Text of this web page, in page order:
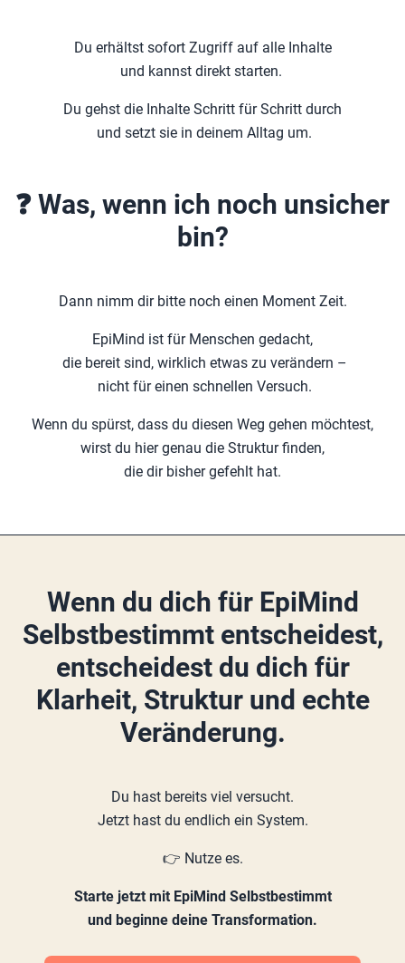
Du erhältst sofort Zugriff auf alle Inhalte
und kannst direkt starten.
Du gehst die Inhalte Schritt für Schritt durch
und setzt sie in deinem Alltag um.
❓ Was, wenn ich noch unsicher
bin?
Dann nimm dir bitte noch einen Moment Zeit.
EpiMind ist für Menschen gedacht,
die bereit sind, wirklich etwas zu verändern –
nicht für einen schnellen Versuch.
Wenn du spürst, dass du diesen Weg gehen möchtest,
wirst du hier genau die Struktur finden,
die dir bisher gefehlt hat.
Wenn du dich für EpiMind
Selbstbestimmt entscheidest,
entscheidest du dich für
Klarheit, Struktur und echte
Veränderung.
Du hast bereits viel versucht.
Jetzt hast du endlich ein System.
👉 Nutze es.
Starte jetzt mit EpiMind Selbstbestimmt
und beginne deine Transformation.